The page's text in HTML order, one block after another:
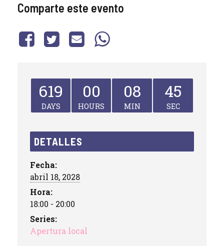
Comparte este evento
619
DAYS
00
HOURS
08
MIN
45
SEC
DETALLES
Fecha:
abril 18, 2028
Hora:
18:00 - 20:00
Series:
Apertura local